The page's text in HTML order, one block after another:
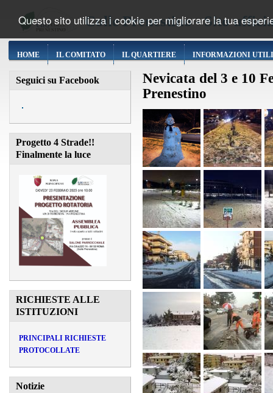
Questo sito utilizza i cookie per migliorare la tua
Colle Prenestino - Sito
HOME IL COMITATO IL QUARTIERE INFORMAZIONI UTILI
Seguici su Facebook
Progetto 4 Strade!!
Finalmente la luce
RICHIESTE ALLE
ISTITUZIONI
PRINCIPALI RICHIESTE
PROTOCOLLATE
Notizie
Nevicata del 3 e 10
Prenestino